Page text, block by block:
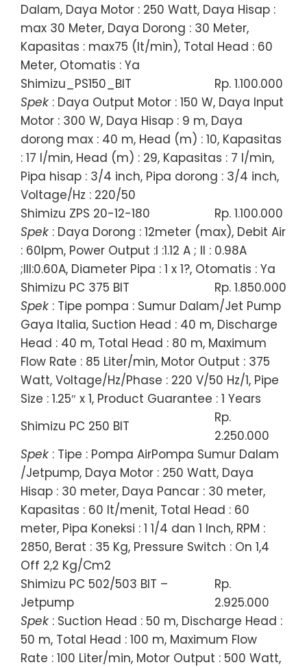
Dalam, Daya Motor : 250 Watt, Daya Hisap :
max 30 Meter, Daya Dorong : 30 Meter,
Kapasitas : max75 (lt/min), Total Head : 60
Meter, Otomatis : Ya
Shimizu_PS150_BIT
Rp. 1.100.000
Spek : Daya Output Motor : 150 W, Daya Input
Motor : 300 W, Daya Hisap : 9 m, Daya
dorong max : 40 m, Head (m) : 10, Kapasitas
: 17 l/min, Head (m) : 29, Kapasitas : 7 l/min,
Pipa hisap : 3/4 inch, Pipa dorong : 3/4 inch,
Voltage/Hz : 220/50
Shimizu ZPS 20-12-180
Rp. 1.100.000
Spek : Daya Dorong : 12meter (max), Debit Air
: 60lpm, Power Output :I :1.12 A ; II : 0.98A
;III:0.60A, Diameter Pipa : 1 x 1?, Otomatis : Ya
Shimizu PC 375 BIT
Rp. 1.850.000
Spek : Tipe pompa : Sumur Dalam/Jet Pump
Gaya Italia, Suction Head : 40 m, Discharge
Head : 40 m, Total Head : 80 m, Maximum
Flow Rate : 85 Liter/min, Motor Output : 375
Watt, Voltage/Hz/Phase : 220 V/50 Hz/1, Pipe
Size : 1.25″ x 1, Product Guarantee : 1 Years
Shimizu PC 250 BIT
Rp.
2.250.000
Spek : Tipe : Pompa AirPompa Sumur Dalam
/Jetpump, Daya Motor : 250 Watt, Daya
Hisap : 30 meter, Daya Pancar : 30 meter,
Kapasitas : 60 lt/menit, Total Head : 60
meter, Pipa Koneksi : 1 1/4 dan 1 Inch, RPM :
2850, Berat : 35 Kg, Pressure Switch : On 1,4
Off 2,2 Kg/Cm2
Shimizu PC 502/503 BIT –
Jetpump
Rp.
2.925.000
Spek : Suction Head : 50 m, Discharge Head :
50 m, Total Head : 100 m, Maximum Flow
Rate : 100 Liter/min, Motor Output : 500 Watt,